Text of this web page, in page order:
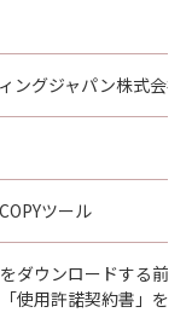
ングジャパン株式会社
ツール
ダウンロードする前
使用許諾契約書」を